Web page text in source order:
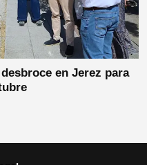
en Jerez para